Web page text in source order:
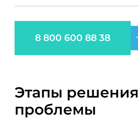
8 800 600 88 38
Этапы решения
проблемы